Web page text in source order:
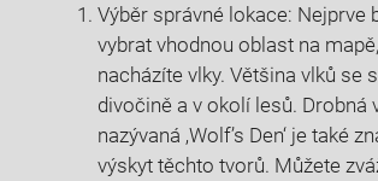
Výběr správné lokace: Nejprve
vybrat vhodnou oblast na
nacházíte vlky. Většina vlků se
divočině a v okolí lesů. Drobná
nazývaná ‚Wolf’s Den‘ je také
výskyt těchto tvorů. Můžete